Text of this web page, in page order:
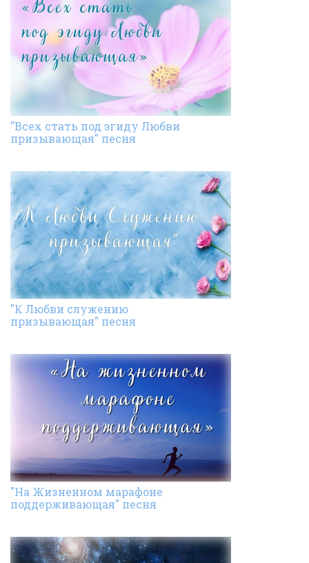
"Всех стать под эгиду Любви
призывающая" песня
"К Любви служению
призывающая" песня
"На Жизненном марафоне
поддерживающая" песня